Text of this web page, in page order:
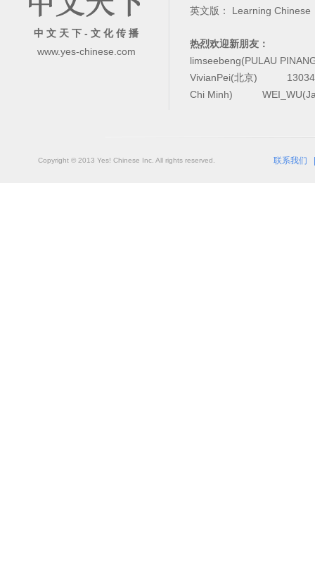
中 文 天 下 - 文 化 传 播
www.yes-chinese.com
英文版： Learning Chinese
热烈欢迎新朋友：
limseebeng(PULAU
VivianPei(北京)
Chi Minh)
Copyright © 2013 Yes! Chinese Inc. All rights reserved. 联系我们